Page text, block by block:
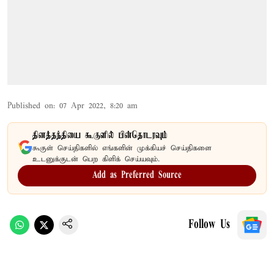
Published on: 07 Apr 2022, 8:20 am
தினத்தந்தியை கூகுளில் பின்தொடரவும்
கூகுள் செய்திகளில் எங்களின் முக்கியச் செய்திகளை
உடனுக்குடன் பெற கிளிக் செய்யவும்.
Add as Preferred Source
Follow Us